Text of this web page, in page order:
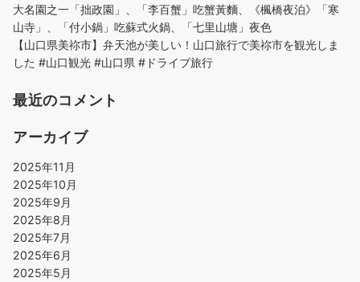
大名園之一「拙政園」、「李百蟹」吃蟹黃麵、《楓橋夜泊》「寒
山寺」、「付小鍋」吃蘇式火鍋、「七里山塘」夜色
【山口県美祢市】弁天池が美しい！山口旅行で美祢市を観光しま
した #山口観光 #山口県 #ドライブ旅行
最近のコメント
アーカイブ
2025年11月
2025年10月
2025年9月
2025年8月
2025年7月
2025年6月
2025年5月